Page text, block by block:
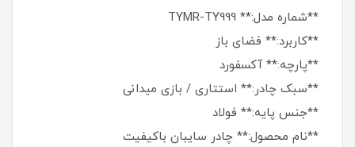
**شماره مدل:** TYMR-TY999
**کاربرد:** فضای باز
**پارچه:** آکسفورد
**سبک چادر:** استتاری / بازی میدانی
**جنس پایه:** فولاد
**نام محصول:** چادر سایبان باکیفیت